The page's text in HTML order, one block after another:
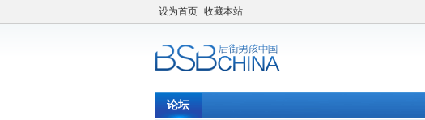
设为首页 收藏本站
论坛